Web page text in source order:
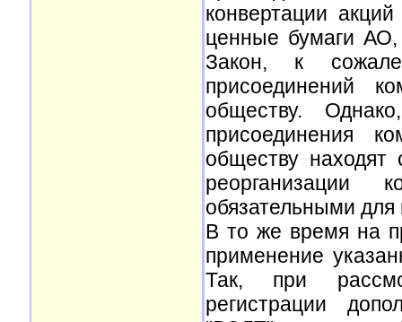
конвертации
ценные бумаги АО,
Закон, к
присоединений
обществу.
присоединения
обществу
реорганизации
обязательными для
В то же время на
применение
Так, при
регистрации